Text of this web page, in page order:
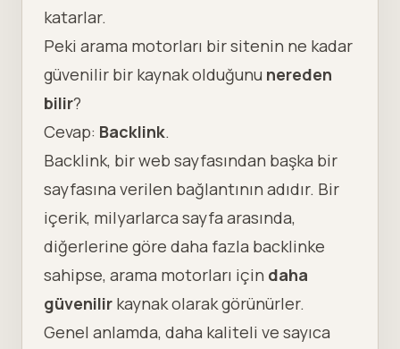
katarlar.
Peki arama motorları bir sitenin ne kadar
güvenilir bir kaynak olduğunu nereden
bilir?
Cevap: Backlink.
Backlink, bir web sayfasından başka bir
sayfasına verilen bağlantının adıdır. Bir
içerik, milyarlarca sayfa arasında,
diğerlerine göre daha fazla backlinke
sahipse, arama motorları için daha
güvenilir kaynak olarak görünürler.
Genel anlamda, daha kaliteli ve sayıca